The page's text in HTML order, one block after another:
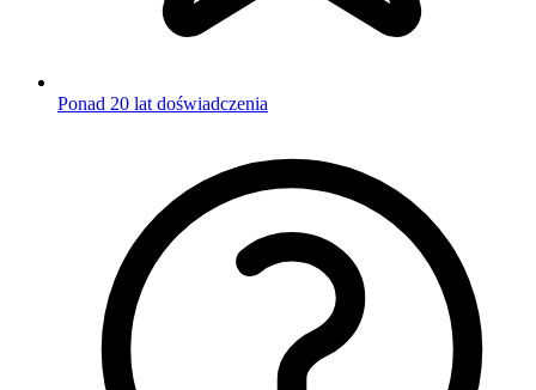
Ponad 20 lat doświadczenia